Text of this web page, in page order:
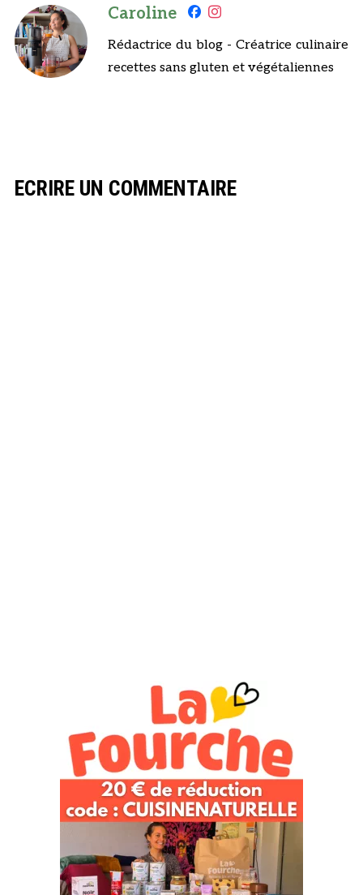
Caroline
Rédactrice du blog - Créatrice culinaire
recettes sans gluten et végétaliennes
ECRIRE UN COMMENTAIRE